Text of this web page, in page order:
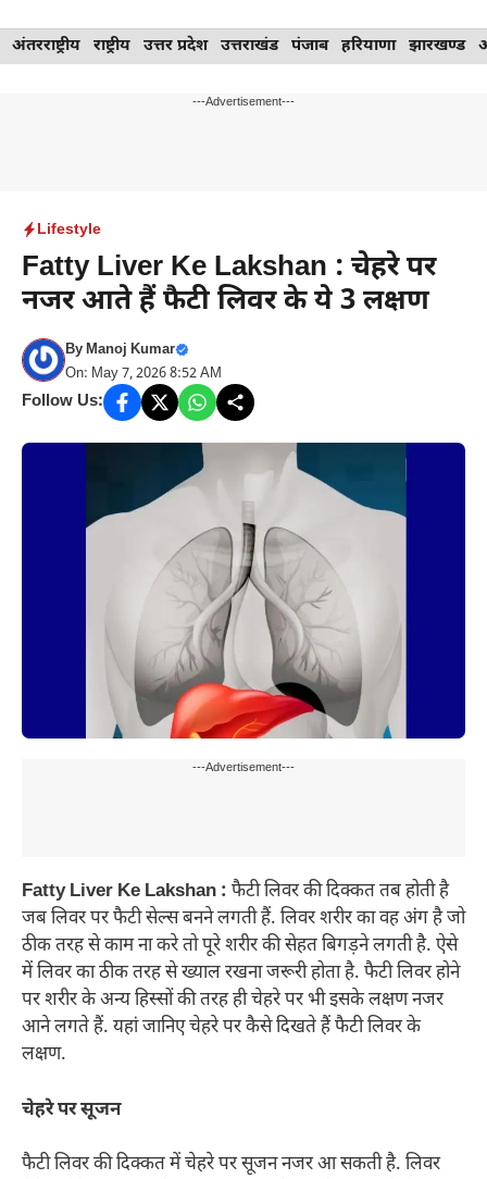
Skip
to
अंतरराष्ट्रीय राष्ट्रीय उत्तर प्रदेश उत्तराखंड पंजाब हरियाणा झारखण्ड
---Advertisement---
Lifestyle
Fatty Liver Ke Lakshan : चेहरे पर
नजर आते हैं फैटी लिवर के ये 3 लक्षण
ByManoj Kumar
On: May 7, 2026 8:52 AM
Follow Us:
---Advertisement---
Fatty Liver Ke Lakshan : फैटी लिवर की दिक्कत तब होती है
जब लिवर पर फैटी सेल्स बनने लगती हैं. लिवर शरीर का वह अंग है जो
ठीक तरह से काम ना करे तो पूरे शरीर की सेहत बिगड़ने लगती है. ऐसे
में लिवर का ठीक तरह से ख्याल रखना जरूरी होता है. फैटी लिवर होने
पर शरीर के अन्य हिस्सों की तरह ही चेहरे पर भी इसके लक्षण नजर
आने लगते हैं. यहां जानिए चेहरे पर कैसे दिखते हैं फैटी लिवर के
लक्षण.
चेहरे पर सूजन
फैटी लिवर की दिक्कत में चेहरे पर सूजन नजर आ सकती है. लिवर